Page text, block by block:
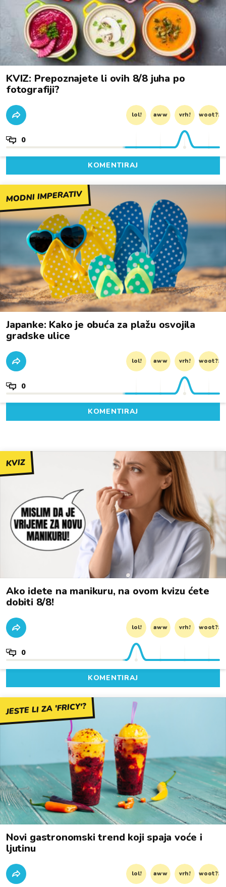
KVIZ: Prepoznajete li ovih 8/8 juha po
fotografiji?
lol! aww vrh! woot?!
0
KOMENTIRAJ
MODNI IMPERATIV
Japanke: Kako je obuća za plažu osvojila
gradske ulice
lol! aww vrh! woot?!
0
KOMENTIRAJ
KVIZ
Ako idete na manikuru, na ovom kvizu ćete
dobiti 8/8!
lol! aww vrh! woot?!
0
KOMENTIRAJ
JESTE LI ZA 'FRICY'?
Novi gastronomski trend koji spaja voće i
ljutinu
lol! aww vrh! woot?!